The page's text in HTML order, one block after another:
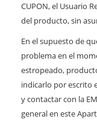
CUPON, el Usuario
del producto, sin
En el supuesto de
problema en el
estropeado,
indicarlo por escrito
y contactar con la
general en este